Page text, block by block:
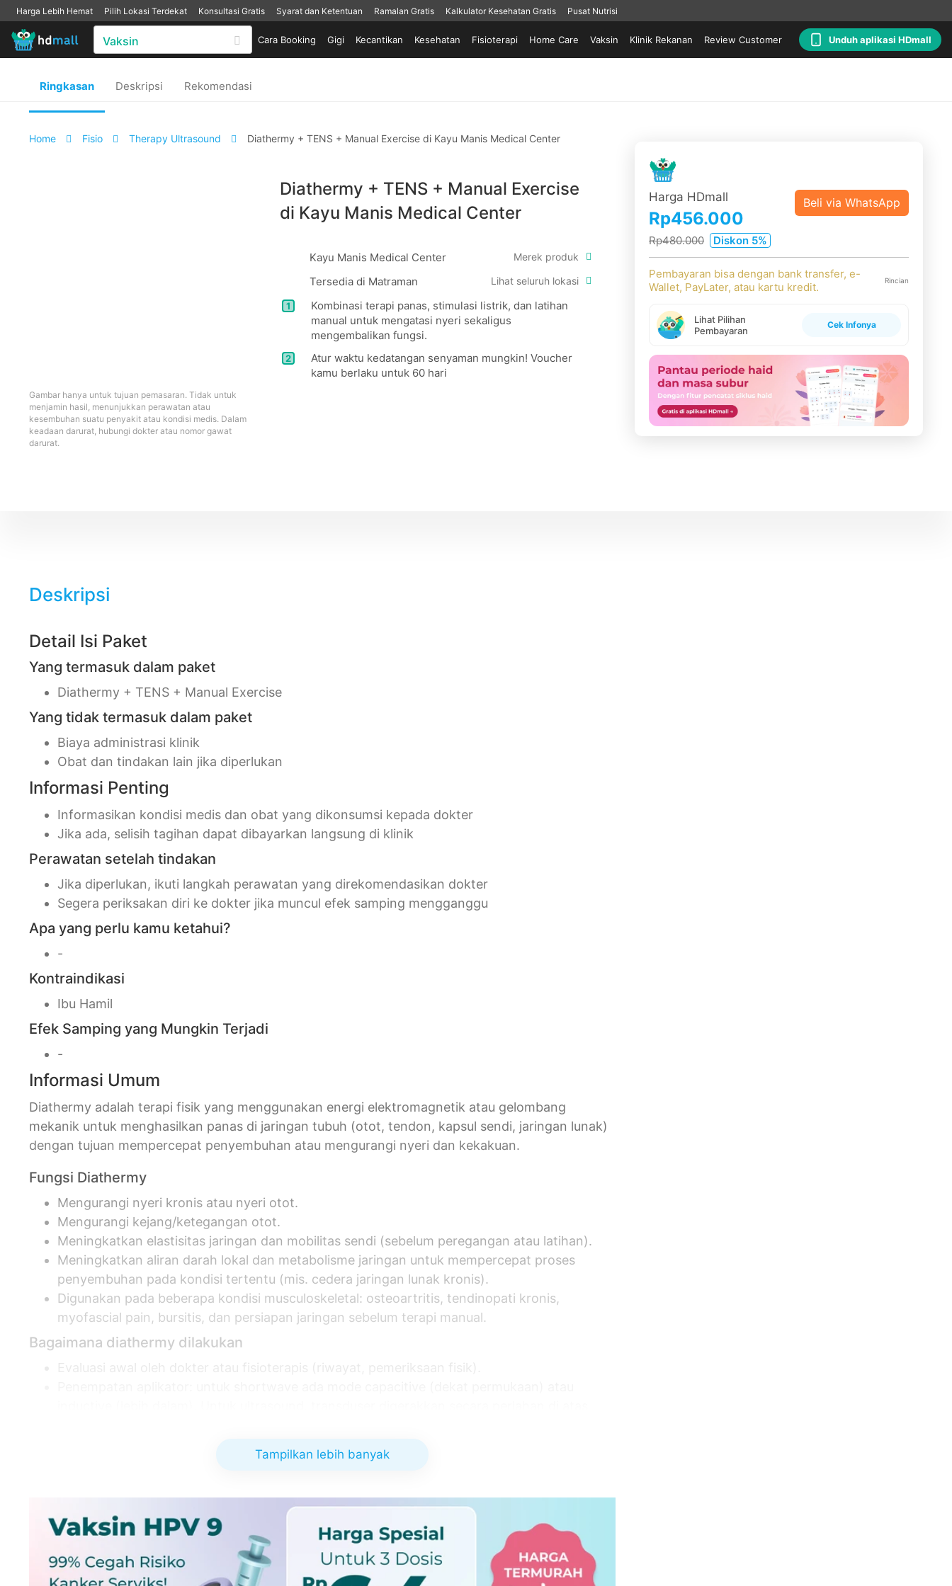
Harga Lebih Hemat Pilih Lokasi Terdekat Konsultasi Gratis Syarat dan Ketentuan Ramalan Gratis Kalkulator Kesehatan Gratis Pusat Nutrisi
Cara Booking Gigi Kecantikan Kesehatan Fisioterapi Home Care Vaksin Klinik Rekanan Review Customer Unduh aplikasi HDmall
Ringkasan Deskripsi Rekomendasi
Home Fisio Therapy Ultrasound Diathermy + TENS + Manual Exercise di Kayu Manis Medical Center
Gambar hanya untuk tujuan pemasaran. Tidak untuk
menjamin hasil, menunjukkan perawatan atau
kesembuhan suatu penyakit atau kondisi medis. Dalam
keadaan darurat, hubungi dokter atau nomor gawat
darurat.
Diathermy + TENS + Manual Exercise
di Kayu Manis Medical Center
Kayu Manis Medical Center Merek produk
Tersedia di Matraman Lihat seluruh lokasi
1
Kombinasi terapi panas, stimulasi listrik, dan latihan
manual untuk mengatasi nyeri sekaligus
mengembalikan fungsi.
2
Atur waktu kedatangan senyaman mungkin! Voucher
kamu berlaku untuk 60 hari
Harga HDmall
Rp456.000
Rp480.000 Diskon 5%
Beli via WhatsApp
Pembayaran bisa dengan bank transfer, e-
Wallet, PayLater, atau kartu kredit.
Rincian
Lihat Pilihan
Pembayaran
Cek Infonya
Deskripsi
Detail Isi Paket
Yang termasuk dalam paket
Diathermy + TENS + Manual Exercise
Yang tidak termasuk dalam paket
Biaya administrasi klinik
Obat dan tindakan lain jika diperlukan
Informasi Penting
Informasikan kondisi medis dan obat yang dikonsumsi kepada dokter
Jika ada, selisih tagihan dapat dibayarkan langsung di klinik
Perawatan setelah tindakan
Jika diperlukan, ikuti langkah perawatan yang direkomendasikan dokter
Segera periksakan diri ke dokter jika muncul efek samping mengganggu
Apa yang perlu kamu ketahui?
-
Kontraindikasi
Ibu Hamil
Efek Samping yang Mungkin Terjadi
-
Informasi Umum
Diathermy adalah terapi fisik yang menggunakan energi elektromagnetik atau gelombang
mekanik untuk menghasilkan panas di jaringan tubuh (otot, tendon, kapsul sendi, jaringan lunak)
dengan tujuan mempercepat penyembuhan atau mengurangi nyeri dan kekakuan.
Fungsi Diathermy
Mengurangi nyeri kronis atau nyeri otot.
Mengurangi kejang/ketegangan otot.
Meningkatkan elastisitas jaringan dan mobilitas sendi (sebelum peregangan atau latihan).
Meningkatkan aliran darah lokal dan metabolisme jaringan untuk mempercepat proses
penyembuhan pada kondisi tertentu (mis. cedera jaringan lunak kronis).
Digunakan pada beberapa kondisi musculoskeletal: osteoartritis, tendinopati kronis,
myofascial pain, bursitis, dan persiapan jaringan sebelum terapi manual.
Bagaimana diathermy dilakukan
Evaluasi awal oleh dokter atau fisioterapis (riwayat, pemeriksaan fisik).
kali per minggu selama beberapa minggu sesuai program terapi.
segera diberi tahu operator.
Informasi Lokasi Kayu Manis Medical Center
Kayu Manis Medical Center - Matraman
Tampilkan lebih banyak